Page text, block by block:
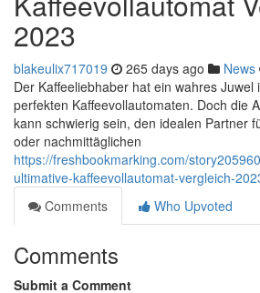
2023
blakeulix717019 265 days ago News
Der Kaffeeliebhaber hat ein wahres Juwel
perfekten Kaffeevollautomaten. Doch die
kann schwierig sein, den idealen Partner
oder nachmittäglichen
https://freshbookmarking.com/
ultimative-kaffeevollautomat-vergleich-
Comments
Who Upvoted
Comments
Submit a Comment